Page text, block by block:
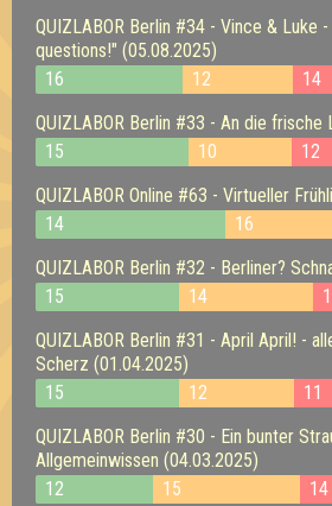
QUIZLABOR Berlin #34 - Vince & Luke
questions!" (05.08.2025)
16
12
14
QUIZLABOR Berlin #33 - An die frische
15
10
12
QUIZLABOR Online #63 - Virtueller
14
16
QUIZLABOR Berlin #32 - Berliner?
15
14
QUIZLABOR Berlin #31 - April April! -
Scherz (01.04.2025)
15
12
11
QUIZLABOR Berlin #30 - Ein bunter
Allgemeinwissen (04.03.2025)
12
15
14